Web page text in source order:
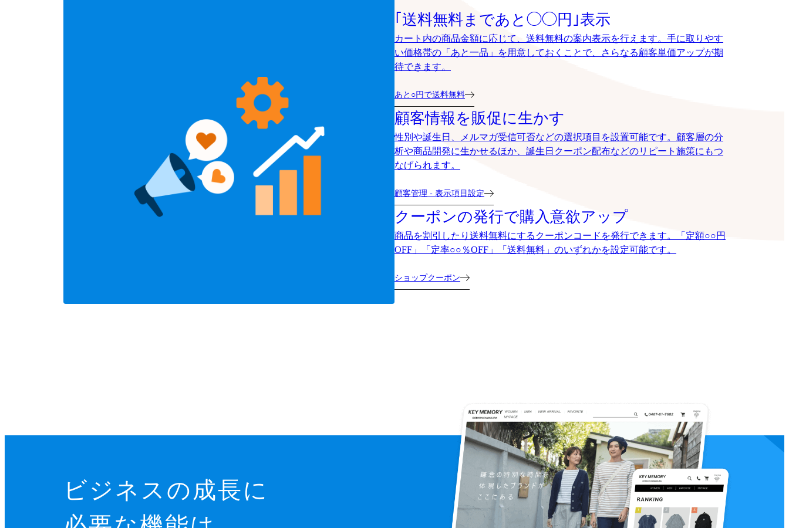
｢送料無料まであと◯◯円｣表示
カート内の商品金額に応じて、送料無料の案内表示を行えます。手に取りやす
い価格帯の「あと一品」を用意しておくことで、さらなる顧客単価アップが期
待できます。
あと○円で送料無料
顧客情報を販促に生かす
性別や誕生日、メルマガ受信可否などの選択項目を設置可能です。顧客層の分
析や商品開発に生かせるほか、誕生日クーポン配布などのリピート施策にもつ
なげられます。
顧客管理 - 表示項目設定
クーポンの発行で購入意欲アップ
商品を割引したり送料無料にするクーポンコードを発行できます。「定額○○円
OFF」「定率○○％OFF」「送料無料」のいずれかを設定可能です。
ショップクーポン
ビジネスの成長に